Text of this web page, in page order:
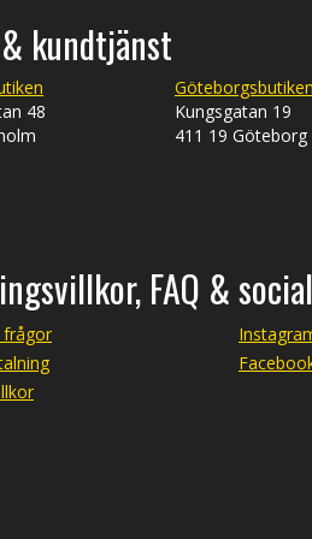
kundtjänst
48
Göteborgsbutiken
Kungsgatan 19
411 19 Göteborg
FAQ &
frågor